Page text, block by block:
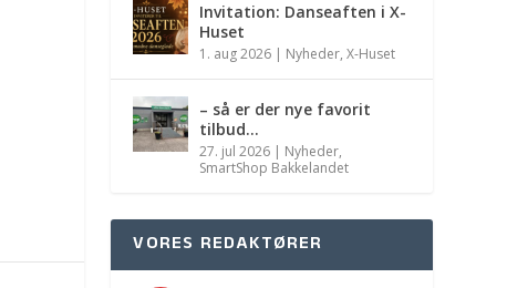
Invitation: Danseaften i X-
Huset
1. aug 2026 | Nyheder,X-Huset
– så er der nye favorit
tilbud…
27. jul 2026 | Nyheder,
SmartShop Bakkelandet
VORES REDAKTØRER